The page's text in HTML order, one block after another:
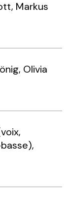
Markus
Olivia